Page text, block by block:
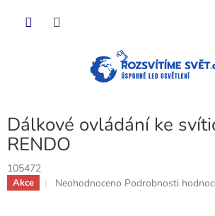
Dálkové ovládání ke
RENDO
105472
Akce
Průměrné
Neohodnoceno Podrobnosti